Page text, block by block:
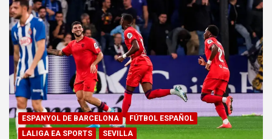
ESPANYOL DE BARCELONA
FÚTBOL ESPAÑOL
LALIGA EA SPORTS
SEVILLA